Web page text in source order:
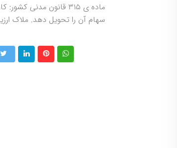
ماده ی ۳۱۵ قانون
سهام آن را تحویل دهد. ملاک